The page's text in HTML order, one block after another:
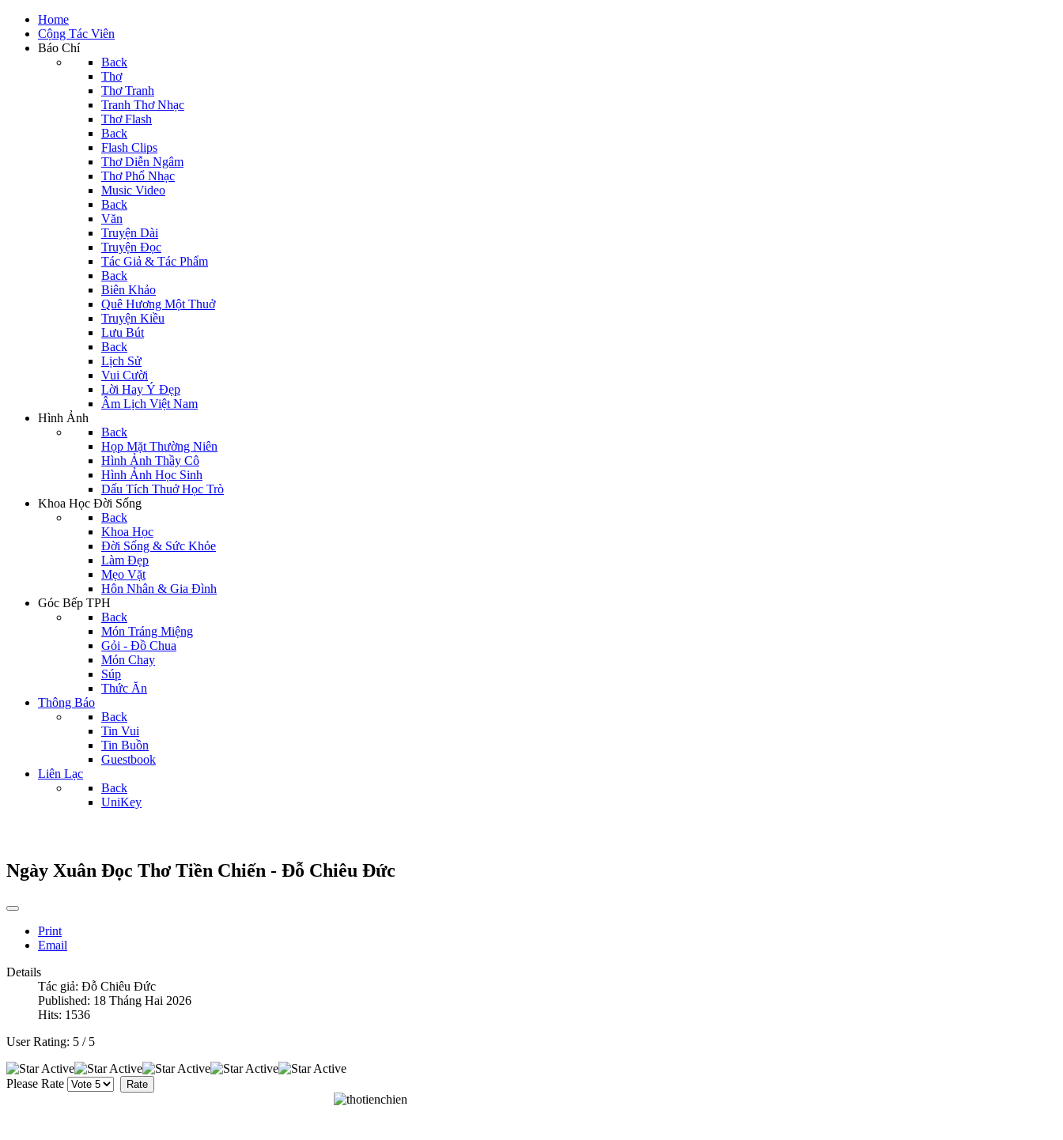
Home
Cộng Tác Viên
Báo Chí
Back
Thơ
Thơ Tranh
Tranh Thơ Nhạc
Thơ Flash
Back
Flash Clips
Thơ Diễn Ngâm
Thơ Phổ Nhạc
Music Video
Back
Văn
Truyện Dài
Truyện Đọc
Tác Giả & Tác Phẩm
Back
Biên Khảo
Quê Hương Một Thuở
Truyện Kiều
Lưu Bút
Back
Lịch Sử
Vui Cười
Lời Hay Ý Đẹp
Âm Lịch Việt Nam
Hình Ảnh
Back
Họp Mặt Thường Niên
Hình Ảnh Thầy Cô
Hình Ảnh Học Sinh
Dấu Tích Thuở Học Trò
Khoa Học Đời Sống
Back
Khoa Học
Đời Sống & Sức Khỏe
Làm Đẹp
Mẹo Vặt
Hôn Nhân & Gia Đình
Góc Bếp TPH
Back
Món Tráng Miệng
Gỏi - Đồ Chua
Món Chay
Súp
Thức Ăn
Thông Báo
Back
Tin Vui
Tin Buồn
Guestbook
Liên Lạc
Back
UniKey
Ngày Xuân Đọc Thơ Tiền Chiến - Đỗ Chiêu Đức
Print
Email
Details
Tác giả: Đỗ Chiêu Đức
Published: 18 Tháng Hai 2026
Hits: 1536
User Rating: 5 / 5
Please Rate